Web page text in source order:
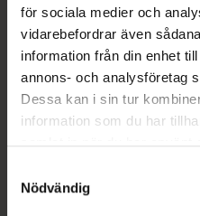
för sociala medier och
vidarebefordrar även
information från din enhet
annons- och analysföretag
Dessa kan i sin tur
information som du har
samlat in när du har använt
återkalla ditt samtycke via
cookieinställningar. Ett
Nödvändig
Aktuella erbjudanden
Beskrivning
EAN:05714191014894